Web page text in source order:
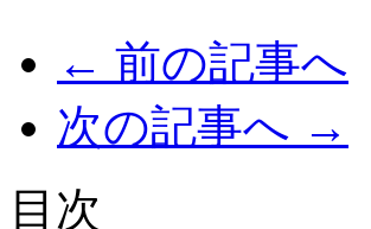
← 前の記事へ
次の記事へ →
目次